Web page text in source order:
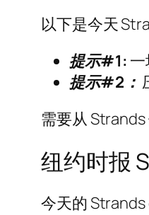
以下是今天
提示#1:
提示#2：
需要从
纽约时报
今天的